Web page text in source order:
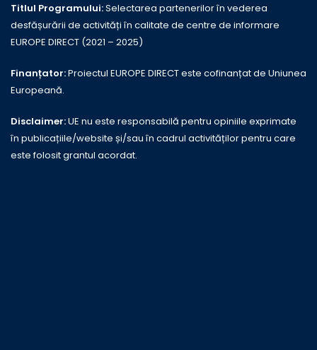
Titlul Programului:Selectarea partenerilor în vederea
desfășurării de activități în calitate de centre de informare
EUROPE DIRECT (2021 – 2025)
Finanțator:Proiectul EUROPE DIRECT este cofinanțat de Uniunea
Europeană.
Disclaimer:UE nu este responsabilă pentru opiniile exprimate
în publicațiile/website și/sau în cadrul activităților pentru care
este folosit grantul acordat.